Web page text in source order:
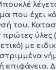
που έχει
του.
πρώτες ύλες
με
επιφάνεια.